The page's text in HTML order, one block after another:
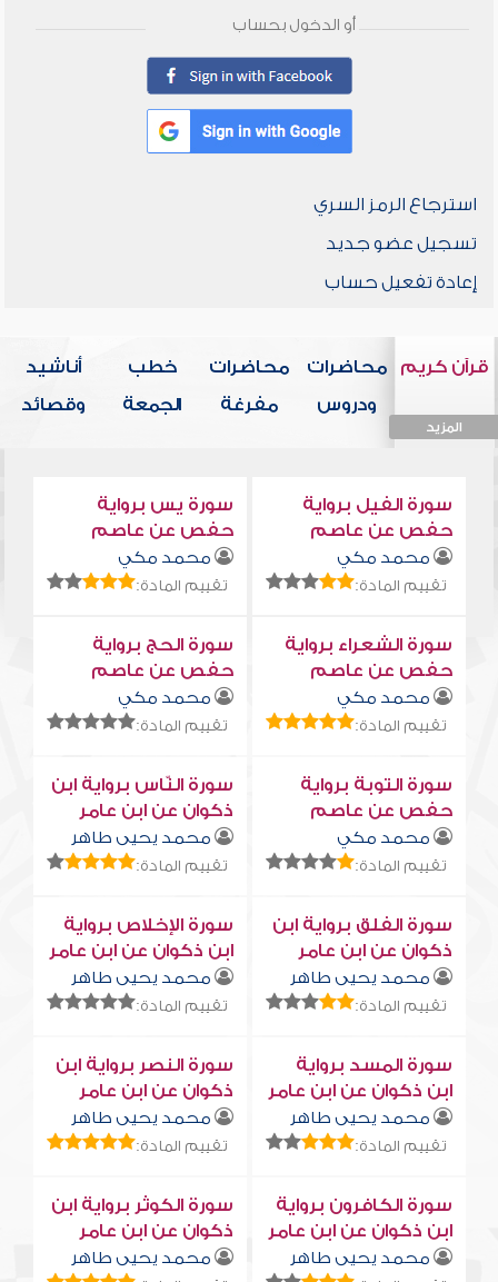
أو الدخول بحساب
استرجاع الرمز السري
تسجيل عضو جديد
إعادة تفعيل حساب
قرآن كريم
المزيد
محاضرات
ودروس
محاضرات
مفرغة
خطب
الجمعة
أناشيد
وقصائد
سورة الفيل برواية
حفص عن عاصم
محمد مكي
تقييم المادة:
سورة يس برواية
حفص عن عاصم
محمد مكي
تقييم المادة:
سورة الشعراء برواية
حفص عن عاصم
محمد مكي
تقييم المادة:
سورة الحج برواية
حفص عن عاصم
محمد مكي
تقييم المادة:
سورة التوبة برواية
حفص عن عاصم
محمد مكي
تقييم المادة:
سورة النّاس برواية ابن
ذكوان عن ابن عامر
محمد يحيى طاهر
تقييم المادة:
سورة الفلق برواية ابن
ذكوان عن ابن عامر
محمد يحيى طاهر
تقييم المادة:
سورة الإخلاص برواية
ابن ذكوان عن ابن عامر
محمد يحيى طاهر
تقييم المادة:
سورة المسد برواية
ابن ذكوان عن ابن عامر
محمد يحيى طاهر
تقييم المادة:
سورة النصر برواية ابن
ذكوان عن ابن عامر
محمد يحيى طاهر
تقييم المادة:
سورة الكافرون برواية
ابن ذكوان عن ابن عامر
محمد يحيى طاهر
سورة الكوثر برواية ابن
ذكوان عن ابن عامر
محمد يحيى طاهر